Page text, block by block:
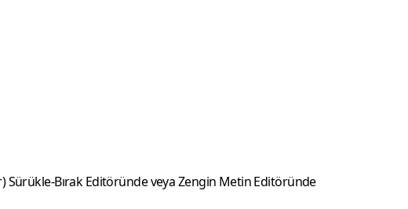
Sürükle-Bırak Editöründe veya Zengin Metin Editöründe